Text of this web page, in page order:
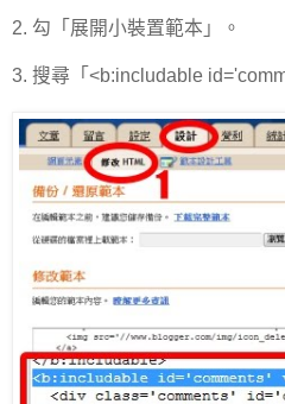
2. 勾「展開小裝置範本」。
3. 搜尋「<b:includable